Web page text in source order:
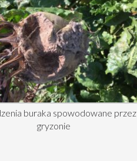
buraka spowodowane przez
gryzonie